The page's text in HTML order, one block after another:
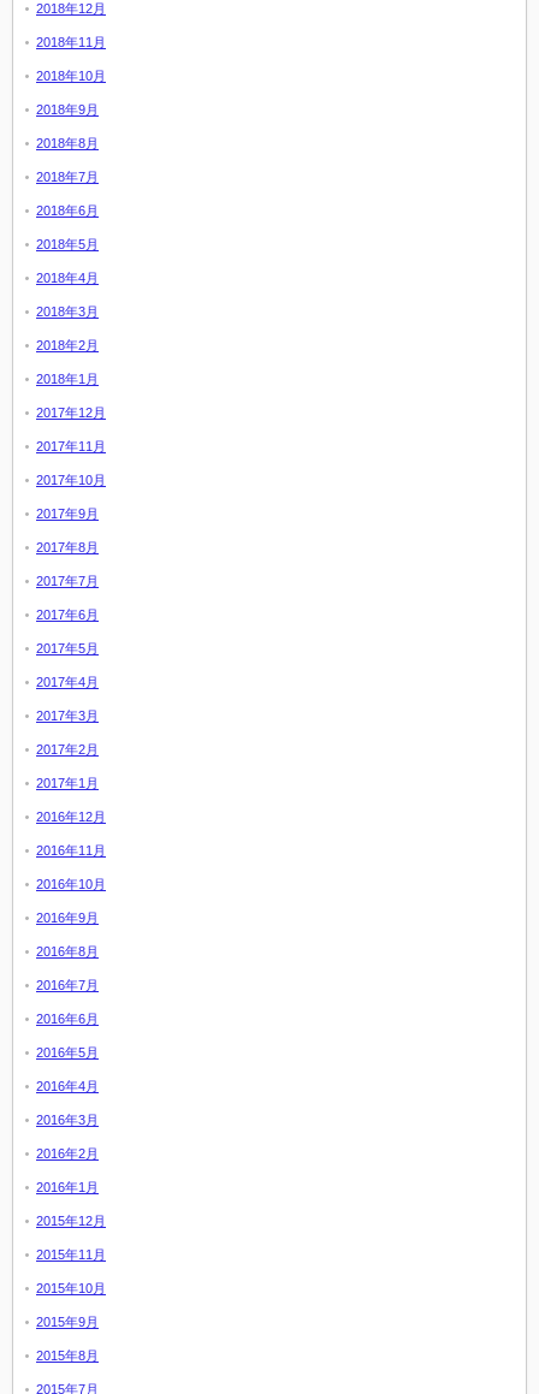
2018年12月
2018年11月
2018年10月
2018年9月
2018年8月
2018年7月
2018年6月
2018年5月
2018年4月
2018年3月
2018年2月
2018年1月
2017年12月
2017年11月
2017年10月
2017年9月
2017年8月
2017年7月
2017年6月
2017年5月
2017年4月
2017年3月
2017年2月
2017年1月
2016年12月
2016年11月
2016年10月
2016年9月
2016年8月
2016年7月
2016年6月
2016年5月
2016年4月
2016年3月
2016年2月
2016年1月
2015年12月
2015年11月
2015年10月
2015年9月
2015年8月
2015年7月